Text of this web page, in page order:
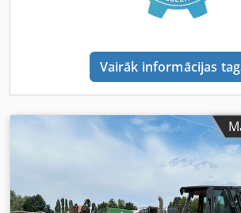
Vairāk informācijas